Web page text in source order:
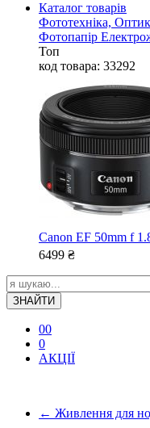
Каталог товарів
Фототехніка,
Фотопапір
Топ
код товара: 33292
Canon EF 50mm f
6499 ₴
ЗНАЙТИ
00
0
АКЦІЇ
← Живлення для